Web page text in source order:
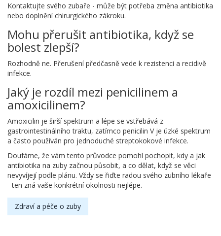
Kontaktujte svého zubaře - může být potřeba změna antibiotika
nebo doplnění chirurgického zákroku.
Mohu přerušit antibiotika, když se
bolest zlepší?
Rozhodně ne. Přerušení předčasně vede k rezistenci a recidivě
infekce.
Jaký je rozdíl mezi penicilinem a
amoxicilinem?
Amoxicilin je širší spektrum a lépe se vstřebává z
gastrointestinálního traktu, zatímco penicilin V je úzké spektrum
a často používán pro jednoduché streptokokové infekce.
Doufáme, že vám tento průvodce pomohl pochopit, kdy a jak
antibiotika na zuby začnou působit, a co dělat, když se věci
nevyvíjejí podle plánu. Vždy se řiďte radou svého zubního lékaře
- ten zná vaše konkrétní okolnosti nejlépe.
Zdraví a péče o zuby